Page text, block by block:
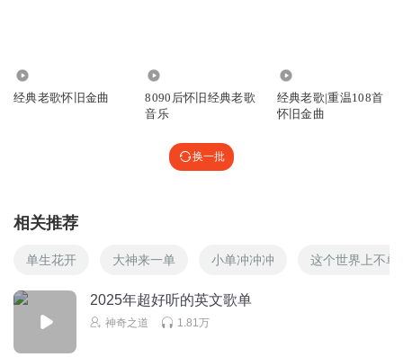
经典老歌怀旧金曲
8090后怀旧经典老歌
音乐
经典老歌|重温108首
怀旧金曲
换一批
相关推荐
单生花开 大神来一单 小单冲冲冲 这个世界上不单
2025年超好听的英文歌单
神奇之道 1.81万